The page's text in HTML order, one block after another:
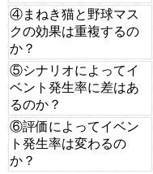
④まねき猫と野球マス
クの効果は重複するの
か？
⑤シナリオによってイ
ベント発生率に差はあ
るのか？
⑥評価によってイベン
ト発生率は変わるの
か？